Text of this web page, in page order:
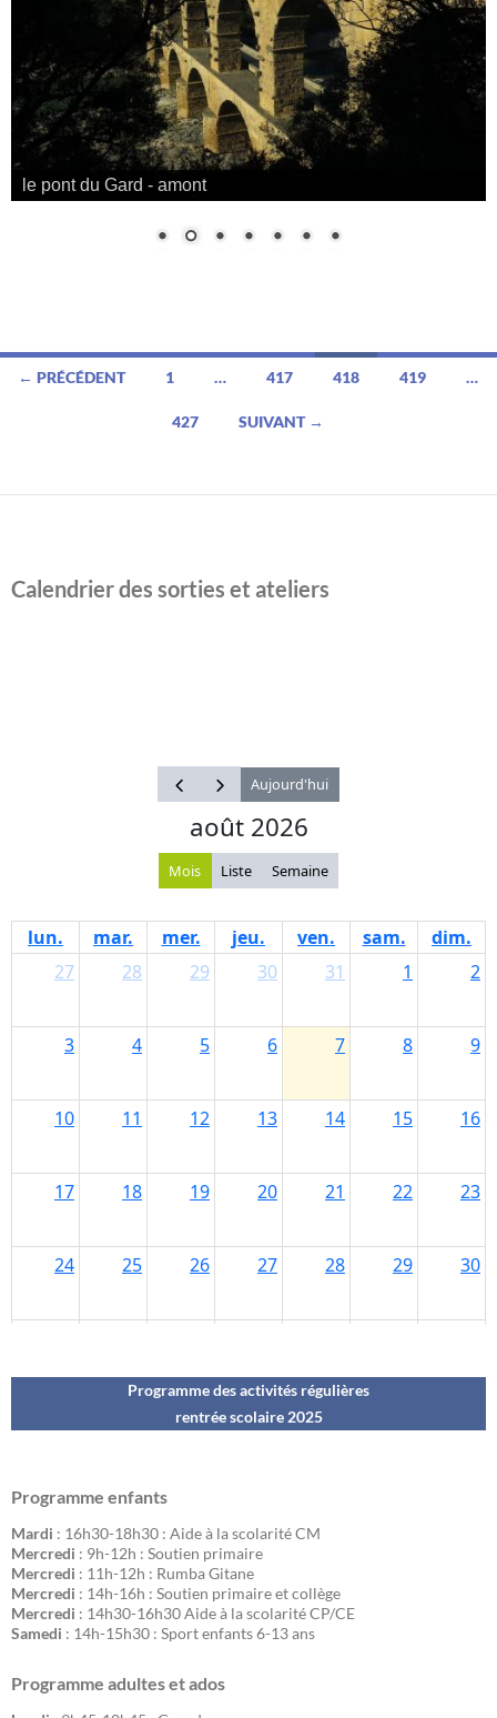
l'ombre du pont du Gard
Navigation
← PRÉCÉDENT 1 … 417 418 419 …
427 SUIVANT →
Calendrier des sorties et ateliers
Programme des activités régulières
rentrée scolaire 2025
Programme enfants
Mardi : 16h30-18h30 : Aide à la scolarité CM
Mercredi : 9h-12h : Soutien primaire
Mercredi : 11h-12h : Rumba Gitane
Mercredi : 14h-16h : Soutien primaire et collège
Mercredi : 14h30-16h30 Aide à la scolarité CP/CE
Samedi : 14h-15h30 : Sport enfants 6-13 ans
Programme adultes et ados